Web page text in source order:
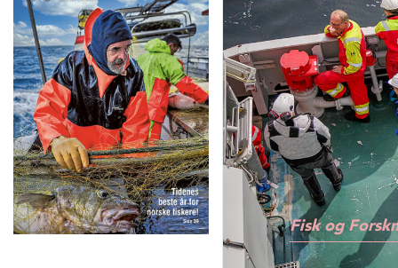
Fisk og